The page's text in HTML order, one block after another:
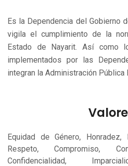
Es la Dependencia del Gobierno
vigila el cumplimiento de la
Estado de Nayarit. Así como
implementados por las
integran la Administración Pública
Equidad de Género, Honradez,
Respeto, Compromiso,
Confidencialidad,